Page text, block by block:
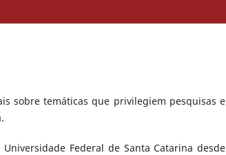
sobre temáticas que privilegiem pesquisas e
Federal de Santa Catarina desde